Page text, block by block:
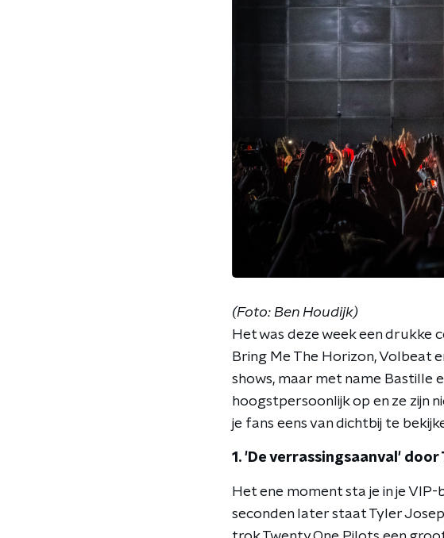
(Foto: Ben Houdijk)
Het was deze week een drukke
Bring Me The Horizon, Volbeat
shows, maar met name Bastille
hoogstpersoonlijk op en ze zijn
je fans eens van dichtbij te
1. 'De verrassingsaanval'
Het ene moment sta je in je
seconden later staat Tyler